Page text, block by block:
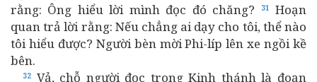
rằng: Ông hiểu lời mình đọc đó chăng?
31
Hoạn
quan trả lời rằng: Nếu chẳng ai dạy cho tôi, thể nào
tôi hiểu được? Người bèn mời Phi-líp lên xe ngồi kề
bên.
32 Vả, chỗ người đọc trong Kinh thánh là đoạn